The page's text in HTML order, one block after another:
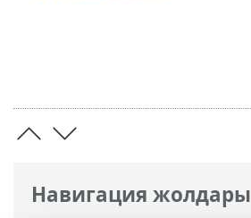
Навигация жолдары